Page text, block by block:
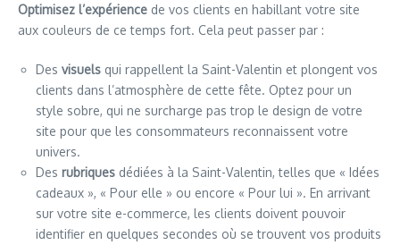
Optimisez l’expérience de vos clients en habillant votre site
aux couleurs de ce temps fort. Cela peut passer par :
Des visuels qui rappellent la Saint-Valentin et plongent vos
clients dans l’atmosphère de cette fête. Optez pour un
style sobre, qui ne surcharge pas trop le design de votre
site pour que les consommateurs reconnaissent votre
univers.
Des rubriques dédiées à la Saint-Valentin, telles que « Idées
cadeaux », « Pour elle » ou encore « Pour lui ». En arrivant
sur votre site e-commerce, les clients doivent pouvoir
identifier en quelques secondes où se trouvent vos produits